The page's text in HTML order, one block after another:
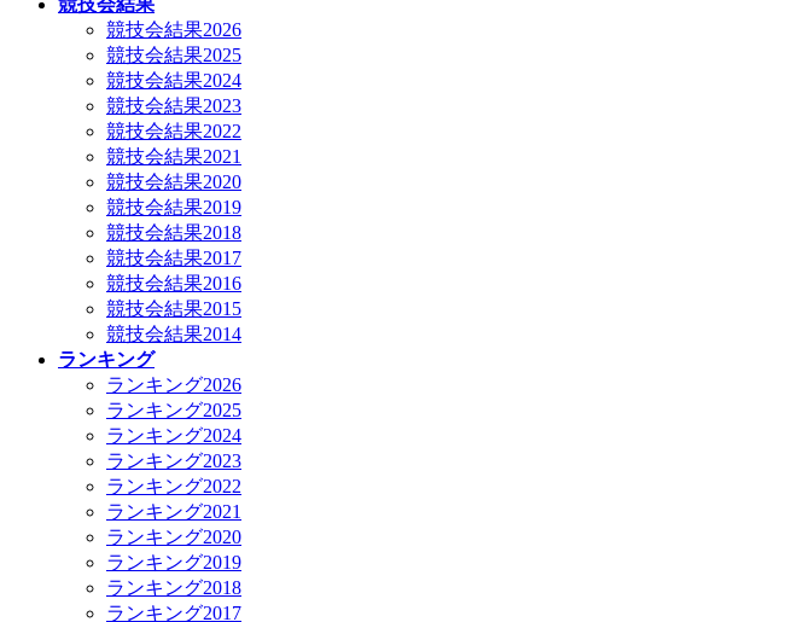
競技会結果
競技会結果2026
競技会結果2025
競技会結果2024
競技会結果2023
競技会結果2022
競技会結果2021
競技会結果2020
競技会結果2019
競技会結果2018
競技会結果2017
競技会結果2016
競技会結果2015
競技会結果2014
ランキング
ランキング2026
ランキング2025
ランキング2024
ランキング2023
ランキング2022
ランキング2021
ランキング2020
ランキング2019
ランキング2018
ランキング2017